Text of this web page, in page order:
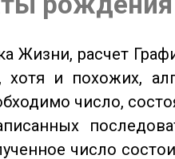
Жизни, расчет
хотя и похожих,
число,
число